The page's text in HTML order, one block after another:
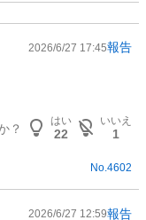
2026/6/27 17:45報告
？
はい
22
いいえ
1
No.4602
2026/6/27 12:59報告